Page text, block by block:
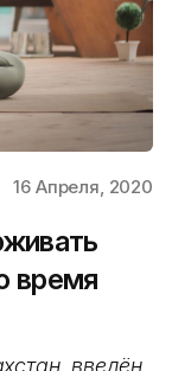
16 Апреля, 2020
время
введён